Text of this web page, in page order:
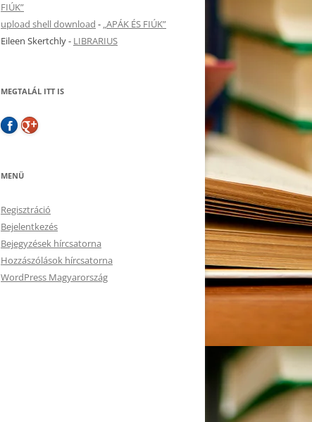
FIÚK”
upload shell download - „APÁK ÉS FIÚK”
Eileen Skertchly- LIBRARIUS
MEGTALÁL ITT IS
MENÜ
Regisztráció
Bejelentkezés
Bejegyzések hírcsatorna
Hozzászólások hírcsatorna
WordPress Magyarország